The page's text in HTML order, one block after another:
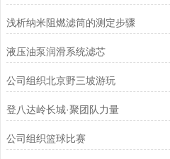
浅析纳米阻燃滤筒的测定步骤
液压油泵润滑系统滤芯
公司组织北京野三坡游玩
登八达岭长城·聚团队力量
公司组织篮球比赛